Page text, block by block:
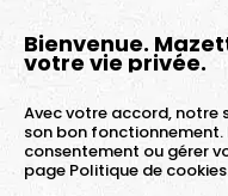
Bienvenue.
votre vie privée.
Avec votre accord, notre
son bon fonctionnement.
consentement ou gérer
page Politique de
marketing et
prospects,
Donnez-leur de
idées, des avis
faisons